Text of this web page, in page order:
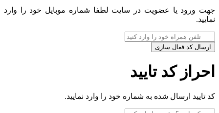
جهت ورود یا عضویت در سایت لطفا شماره موبایل خود را وارد
نمایید.
ارسال کد فعال سازی
احراز کد تایید
کد تایید ارسال شده به شماره خود را وارد نمایید.